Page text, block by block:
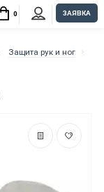
0 ЗАЯВКА
Защита рук и ног